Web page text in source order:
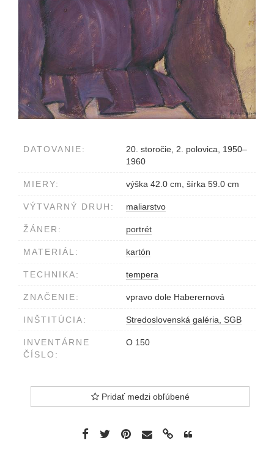
DATOVANIE:
20. storočie, 2. polovica, 1950–
1960
MIERY: výška 42.0 cm, šírka 59.0 cm
VÝTVARNÝ DRUH: maliarstvo
ŽÁNER: portrét
MATERIÁL: kartón
TECHNIKA: tempera
ZNAČENIE: vpravo dole Haberernová
INŠTITÚCIA: Stredoslovenská galéria, SGB
INVENTÁRNE
ČÍSLO:
O 150
Pridať medzi obľúbené